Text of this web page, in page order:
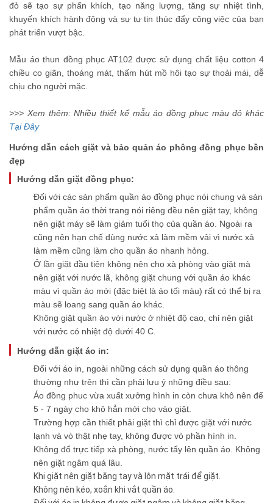
đỏ sẽ tạo sự phấn khích, tạo năng lượng, tăng sự nhiệt tình,
khuyến khích hành động và sự tự tin thúc đẩy công việc của bạn
phát triển vượt bậc.
Mẫu áo thun đồng phục AT102 được sử dụng chất liệu cotton 4
chiều co giãn, thoáng mát, thấm hút mồ hôi tạo sự thoải mái, dễ
chịu cho người mặc.
>>> Xem thêm: Nhiều thiết kế mẫu áo đồng phục màu đỏ khác
Tại Đây
Hướng dẫn cách giặt và bảo quản áo phông đồng phục bền
đẹp
Hướng dẫn giặt đồng phục:
Đối với các sản phẩm quần áo đồng phục nói chung và sản
phẩm quần áo thời trang nói riêng đều nên giặt tay, không
nên giặt máy sẽ làm giảm tuổi thọ của quần áo. Ngoài ra
cũng nên hạn chế dùng nước xả làm mềm vải vì nước xả
làm mềm cũng làm cho quần áo nhanh hỏng.
Ở lần giặt đầu tiên không nên cho xà phòng vào giặt mà
nên giặt với nước lã, không giặt chung với quần áo khác
màu vì quần áo mới (đặc biệt là áo tối màu) rất có thể bị ra
màu sẽ loang sang quần áo khác.
Không giặt quần áo với nước ở nhiệt độ cao, chỉ nên giặt
với nước có nhiệt độ dưới 40 C.
Hướng dẫn giặt áo in:
​Đối với áo in, ngoài những cách sử dụng quần áo thông
thường như trên thì cần phải lưu ý những điều sau:
Áo đồng phuc vừa xuất xưởng hình in còn chưa khô nên để
5 - 7 ngày cho khô hẳn mới cho vào giặt.
Trường hợp cần thiết phải giặt thì chỉ được giặt với nước
lạnh và vò thật nhẹ tay, không được vò phần hình in.
​​Không đổ trực tiếp xà phòng, nước tẩy lên quần áo. Không
nên giặt ngâm quá lâu.
Khi giặt nên giặt bằng tay và lộn mặt trái để giặt.
Không nên kéo, xoắn khi vắt quần áo.